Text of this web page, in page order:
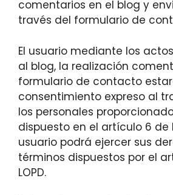
comentarios en el blog y
través del formulario de
El usuario mediante los
al blog, la realización
formulario de contacto
consentimiento expreso al
los personales
dispuesto en el artículo 6 de
usuario podrá ejercer sus
términos dispuestos por el
LOPD.